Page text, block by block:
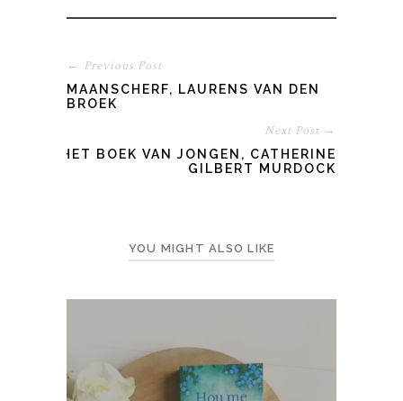
← Previous Post
MAANSCHERF, LAURENS VAN DEN
BROEK
Next Post →
HET BOEK VAN JONGEN, CATHERINE
GILBERT MURDOCK
YOU MIGHT ALSO LIKE